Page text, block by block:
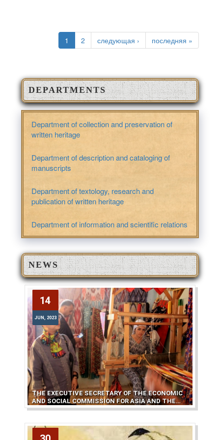
1 2 следующая › последняя »
DEPARTMENTS
Department of collection and preservation of
written heritage
Department of description and cataloging of
manuscripts
Department of textology, research and
publication of written heritage
Department of information and scientific relations
NEWS
14
JUN, 2023
14
JUN, 2023
THE EXECUTIVE SECRETARY OF THE ECONOMIC
AND SOCIAL COMMISSION FOR ASIA AND THE
PACIFIC OF THE UNITED NATIONS